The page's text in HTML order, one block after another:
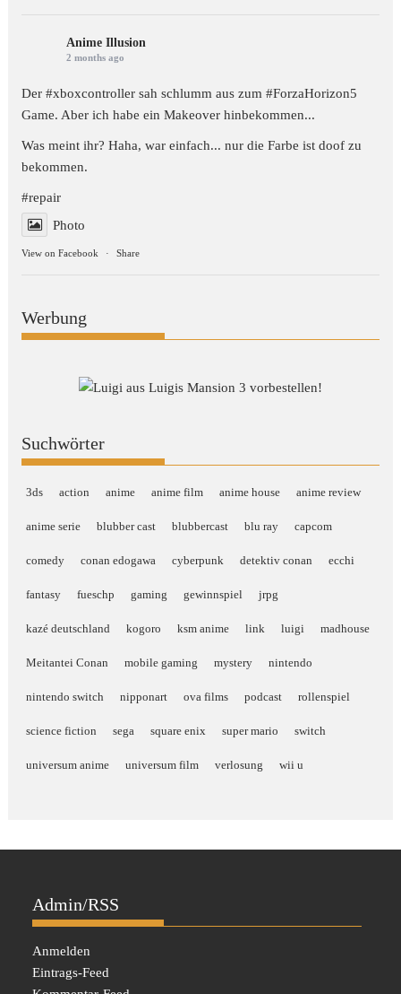
Anime Illusion
2 months ago
Der #xboxcontroller sah schlumm aus zum#ForzaHorizon5
Game. Aber ich habe ein Makeover hinbekommen...
Was meint ihr? Haha, war einfach... nur die Farbe ist doof zu
bekommen.
#repair
Photo
View on Facebook · Share
Werbung
Suchwörter
3ds action anime anime film anime house anime review
anime serie blubber cast blubbercast blu ray capcom
comedy conan edogawa cyberpunk detektiv conan ecchi
fantasy fueschp gaming gewinnspiel jrpg
kazé deutschland kogoro ksm anime link luigi madhouse
Meitantei Conan mobile gaming mystery nintendo
nintendo switch nipponart ova films podcast rollenspiel
science fiction sega square enix super mario switch
universum anime universum film verlosung wii u
Admin/RSS
Anmelden
Eintrags-Feed